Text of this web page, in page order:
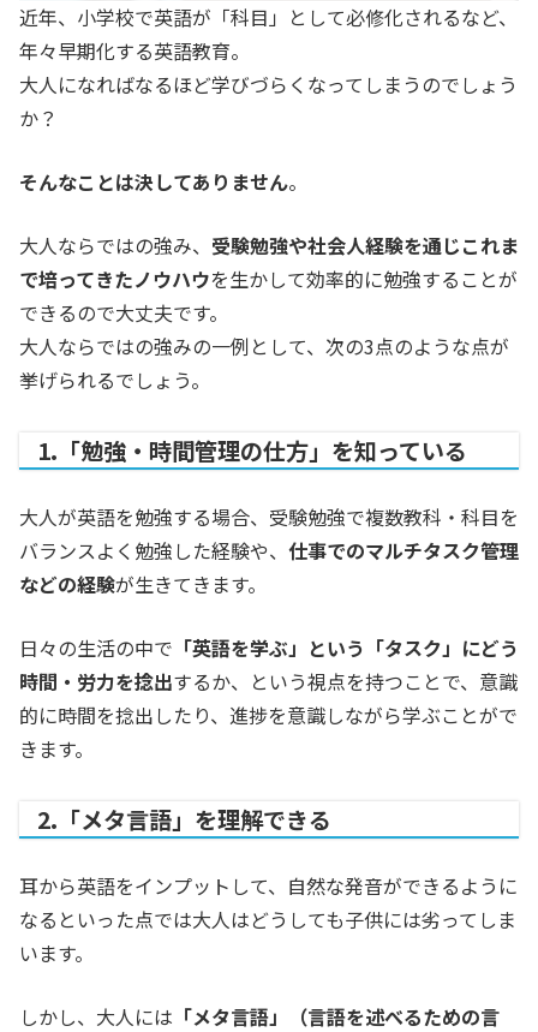
近年、小学校で英語が「科目」として必修化されるなど、
年々早期化する英語教育。
大人になればなるほど学びづらくなってしまうのでしょう
か？
そんなことは決してありません。
大人ならではの強み、 受験勉強や社会人経験を通じこれま
で培ってきたノウハウを生かして効率的に勉強することが
できるので大丈夫です。
大人ならではの強みの一例として、次の3点のような点が
挙げられるでしょう。
1.「勉強・時間管理の仕方」を知っている
大人が英語を勉強する場合、受験勉強で複数教科・科目を
バランスよく勉強した経験や、 仕事でのマルチタスク管理
などの経験が生きてきます。
日々の生活の中で 「英語を学ぶ」という「タスク」にどう
時間・労力を捻出するか、という視点を持つことで、意識
的に時間を捻出したり、進捗を意識しながら学ぶことがで
きます。
2.「メタ言語」を理解できる
耳から英語をインプットして、自然な発音ができるように
なるといった点では大人はどうしても子供には劣ってしま
います。
しかし、大人には 「メタ言語」（言語を述べるための言